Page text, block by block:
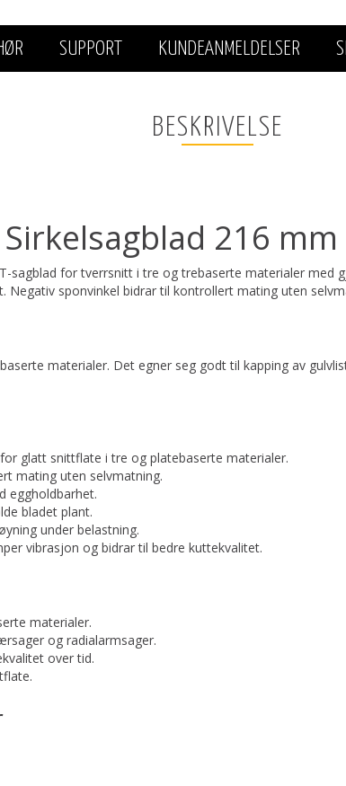
SUPPORT KUNDEANMELDELSER
BESKRIVELSE
Sirkelsagblad 216
sagblad for tverrsnitt i tre og trebaserte materialer
sponvinkel bidrar til kontrollert mating uten
materialer. Det egner seg godt til kapping av
glatt snittflate i tre og platebaserte materialer.
mating uten selvmatning.
eggholdbarhet.
bladet plant.
under belastning.
vibrasjon og bidrar til bedre kuttekvalitet.
materialer.
og radialarmsager.
over tid.